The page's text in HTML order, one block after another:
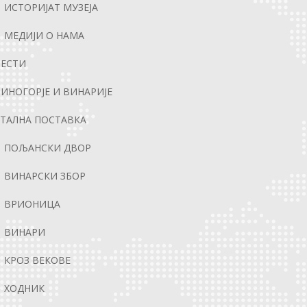
ИСТОРИЈАТ МУЗЕЈА
МЕДИЈИ О НАМА
И ВИНАРИЈЕ
ПОСТАВКА
ПОЉАНСКИ ДВОР
ВИНАРСКИ ЗБОР
ВРИОНИЦА
ВИНАРИ
КРОЗ ВЕКОВЕ
ХОДНИК